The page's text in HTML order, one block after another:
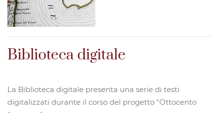
Biblioteca digitale
La Biblioteca digitale presenta una serie di testi
digitalizzati durante il corso del progetto "Ottocento